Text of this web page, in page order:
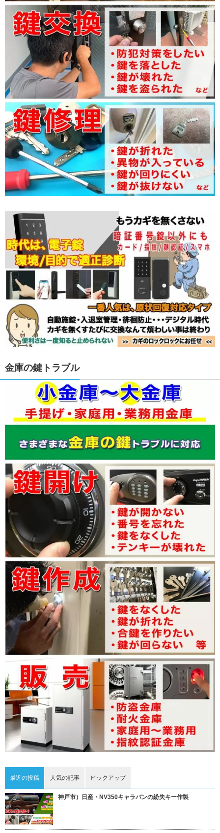
金庫の鍵トラブル
最近の投稿 人気の記事 ピックアップ
神戸市）日産・NV350キャラバンの紛失キー作製